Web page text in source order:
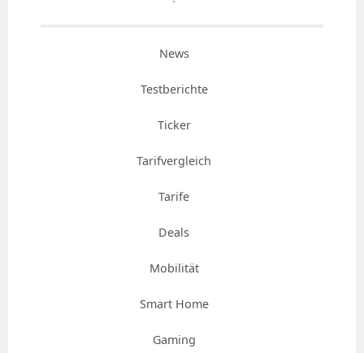
News
Testberichte
Ticker
Tarifvergleich
Tarife
Deals
Mobilität
Smart Home
Gaming